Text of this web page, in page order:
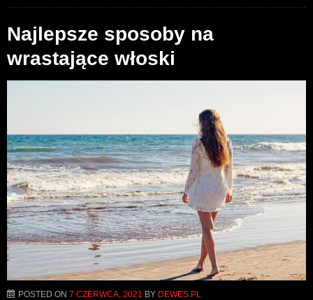
Najlepsze sposoby na
wrastające włoski
POSTED ON 7 CZERWCA, 2021 BY DEWES.PL